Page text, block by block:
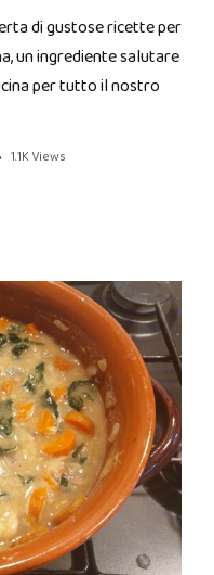
di gustose ricette per
un ingrediente salutare
per tutto il nostro
1.1K Views